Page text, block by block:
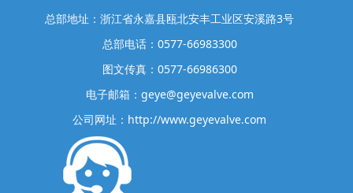
总部地址：浙江省永嘉县瓯北安丰工业区安溪路3号
总部电话：0577-66983300
图文传真：0577-66986300
电子邮箱：geye@geyevalve.com
公司网址：http://www.geyevalve.com